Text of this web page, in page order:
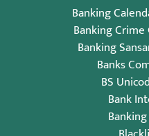
Banking
Banking Crime
Banking
Banks
BS
Bank